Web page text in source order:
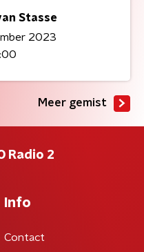
Stasse
2023
Meer gemist
Radio 2
Info
Contact